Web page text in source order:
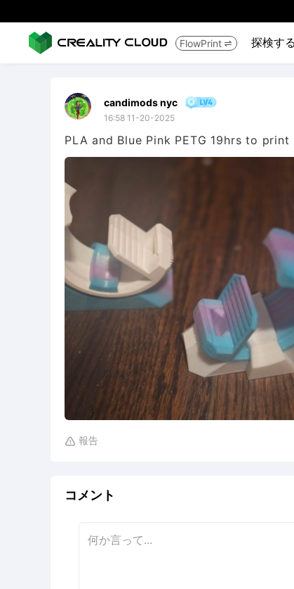
FlowPrint  探検する
candimods nyc
16:58 11-20-2025
PLA and Blue Pink PETG 19hrs to print
 報告
コメント